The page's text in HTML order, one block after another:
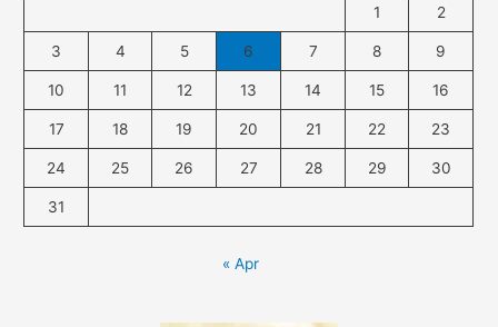
1 2
3 4 5 6 7 8 9
10 11 12 13 14 15 16
17 18 19 20 21 22 23
24 25 26 27 28 29 30
31
« Apr